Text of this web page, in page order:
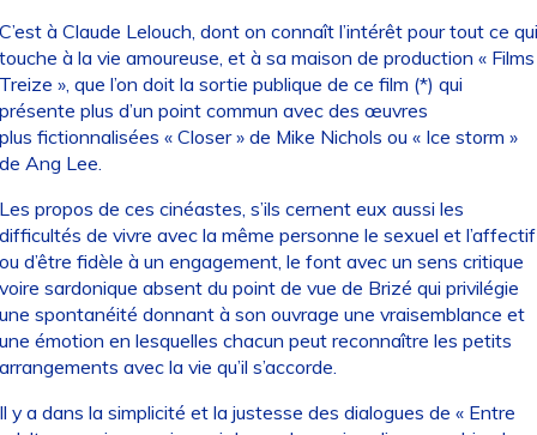
à Claude Lelouch, dont on connaît l’intérêt pour tout ce qui
à la vie amoureuse, et à sa maison de production « Films
», que l’on doit la sortie publique de ce film (*) qui
plus d’un point commun avec des œuvres
fictionnalisées « Closer » de Mike Nichols ou « Ice storm »
Ang Lee.
propos de ces cinéastes, s’ils cernent eux aussi les
de vivre avec la même personne le sexuel et l’affectif
d’être fidèle à un engagement, le font avec un sens critique
sardonique absent du point de vue de Brizé qui privilégie
spontanéité donnant à son ouvrage une vraisemblance et
émotion en lesquelles chacun peut reconnaître les petits
avec la vie qu’il s’accorde.
y a dans la simplicité et la justesse des dialogues de « Entre